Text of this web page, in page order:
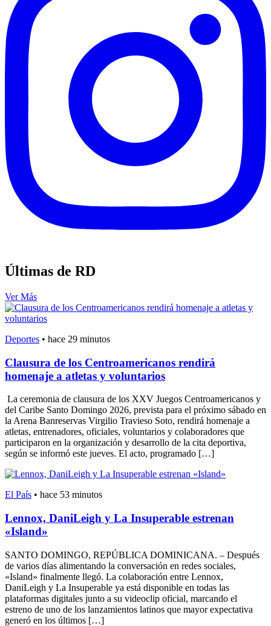
Últimas de RD
Ver Más
Deportes • hace 29 minutos
Clausura de los Centroamericanos rendirá
homenaje a atletas y voluntarios
La ceremonia de clausura de los XXV Juegos Centroamericanos y
del Caribe Santo Domingo 2026, prevista para el próximo sábado en
la Arena Banreservas Virgilio Travieso Soto, rendirá homenaje a
atletas, entrenadores, oficiales, voluntarios y colaboradores que
participaron en la organización y desarrollo de la cita deportiva,
según se informó este jueves. El acto, programado […]
El País • hace 53 minutos
Lennox, DaniLeigh y La Insuperable estrenan
«Island»
SANTO DOMINGO, REPÚBLICA DOMINICANA. – Después
de varios días alimentando la conversación en redes sociales,
«Island» finalmente llegó. La colaboración entre Lennox,
DaniLeigh y La Insuperable ya está disponible en todas las
plataformas digitales junto a su videoclip oficial, marcando el
estreno de uno de los lanzamientos latinos que mayor expectativa
generó en los últimos […]